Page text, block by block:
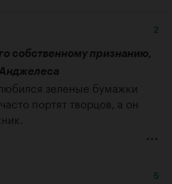
2
собственному признанию,
портят творцов, а он
5